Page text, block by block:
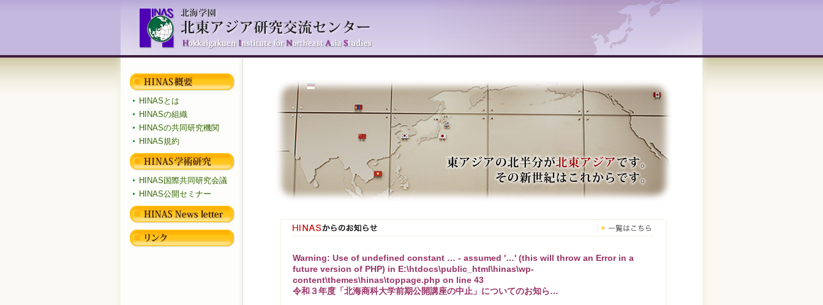
HINASとは
HINASの組織
HINASの共同研究機関
HINAS規約
HINAS国際共同研究会議
HINAS公開セミナー
Warning: Use of undefined constant … - assumed '…' (this will throw an Error in a
future version of PHP) in E:\htdocs\public_html\hinas\wp-
content\themes\hinas\toppage.php on line 43
令和３年度「北海商科大学前期公開講座の中止」についてのお知ら…